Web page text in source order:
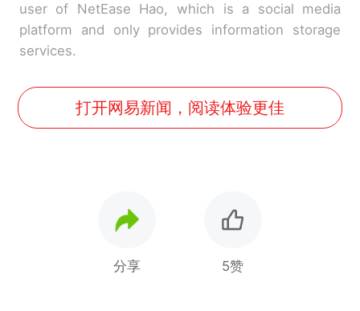
user of NetEase Hao, which is a social media
platform and only provides information storage
services.
打开网易新闻，阅读体验更佳
分享 5赞